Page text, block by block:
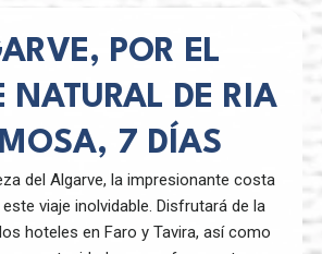
POR EL
NATURAL DE RIA
7 DÍAS
del Algarve, la impresionante costa
viaje inolvidable. Disfrutará de la
hoteles en Faro y Tavira, así como